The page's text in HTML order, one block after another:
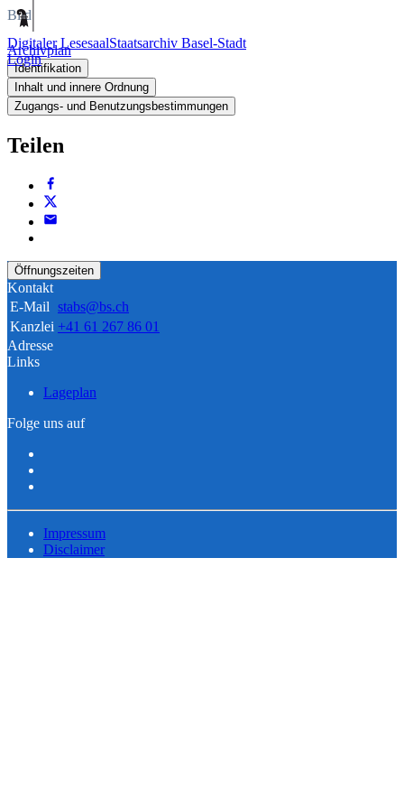
Digitaler LesesaalStaatsarchiv Basel-Stadt
Login
Bild
Archivplan
Identifikation
Inhalt und innere Ordnung
Zugangs- und Benutzungsbestimmungen
Teilen
Öffnungszeiten
Kontakt
E-Mail stabs@bs.ch
Kanzlei +41 61 267 86 01
Adresse
Links
Lageplan
Folge uns auf
Impressum
Disclaimer